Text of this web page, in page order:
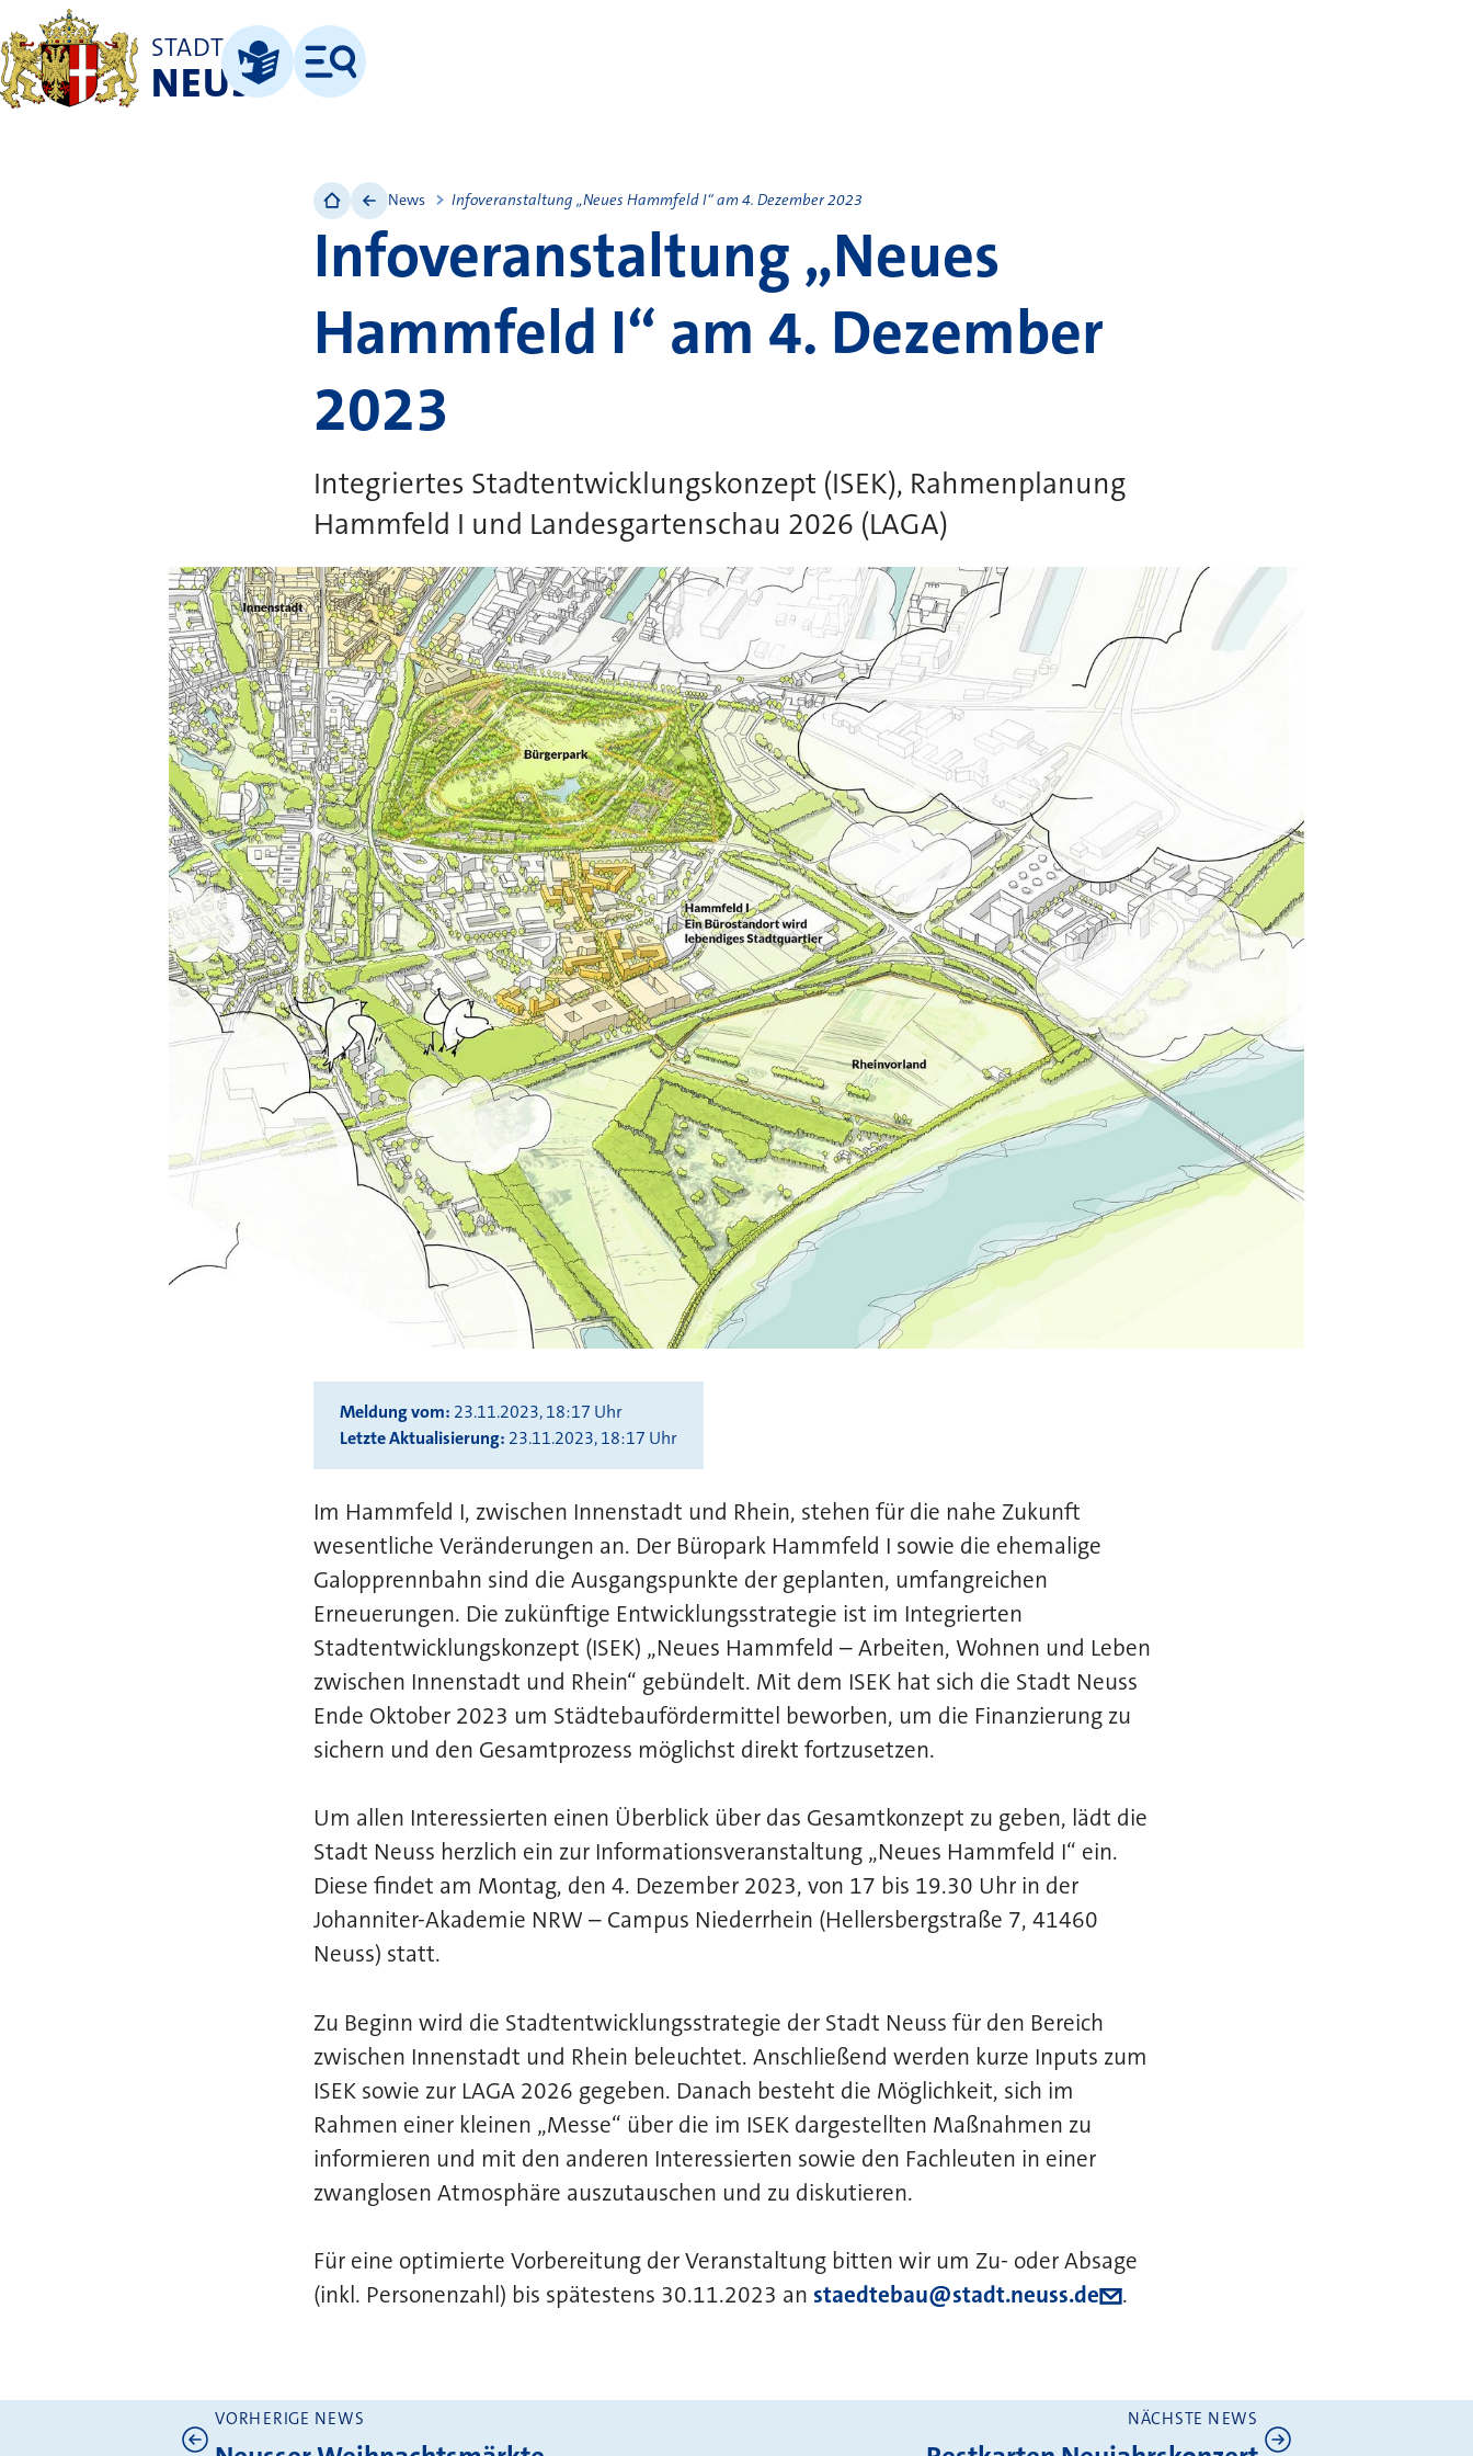
STADT
NEUSSLeichte Sprache
Menü
News Infoveranstaltung „Neues Hammfeld I“ am 4. Dezember 2023
Infoveranstaltung „Neues
Hammfeld I“ am 4. Dezember
2023
Integriertes Stadtentwicklungskonzept (ISEK), Rahmenplanung
Hammfeld I und Landesgartenschau 2026 (LAGA)
Meldung vom 23.11.2023, 18:17 Uhr
Letzte Aktualisierung 23.11.2023, 18:17 Uhr
Im Hammfeld I, zwischen Innenstadt und Rhein, stehen für die nahe Zukunft
wesentliche Veränderungen an. Der Büropark Hammfeld I sowie die ehemalige
Galopprennbahn sind die Ausgangspunkte der geplanten, umfangreichen
Erneuerungen. Die zukünftige Entwicklungsstrategie ist im Integrierten
Stadtentwicklungskonzept (ISEK) „Neues Hammfeld – Arbeiten, Wohnen und Leben
zwischen Innenstadt und Rhein“ gebündelt. Mit dem ISEK hat sich die Stadt Neuss
Ende Oktober 2023 um Städtebaufördermittel beworben, um die Finanzierung zu
sichern und den Gesamtprozess möglichst direkt fortzusetzen.
Um allen Interessierten einen Überblick über das Gesamtkonzept zu geben, lädt die
Stadt Neuss herzlich ein zur Informationsveranstaltung „Neues Hammfeld I“ ein.
Diese findet am Montag, den 4. Dezember 2023, von 17 bis 19.30 Uhr in der
Johanniter-Akademie NRW – Campus Niederrhein (Hellersbergstraße 7, 41460
Neuss) statt.
Zu Beginn wird die Stadtentwicklungsstrategie der Stadt Neuss für den Bereich
zwischen Innenstadt und Rhein beleuchtet. Anschließend werden kurze Inputs zum
ISEK sowie zur LAGA 2026 gegeben. Danach besteht die Möglichkeit, sich im
Rahmen einer kleinen „Messe“ über die im ISEK dargestellten Maßnahmen zu
informieren und mit den anderen Interessierten sowie den Fachleuten in einer
zwanglosen Atmosphäre auszutauschen und zu diskutieren.
Für eine optimierte Vorbereitung der Veranstaltung bitten wir um Zu- oder Absage
(inkl. Personenzahl) bis spätestens 30.11.2023 an staedtebau@stadt.neuss.de .
VORHERIGE NEWS NÄCHSTE NEWS